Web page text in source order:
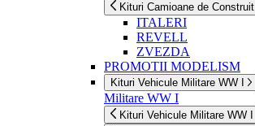
Kituri Camioane de Construit
ITALERI
REVELL
ZVEZDA
PROMOTII MODELISM
Kituri Vehicule Militare WW I
Militare WW I
Kituri Vehicule Militare WW I